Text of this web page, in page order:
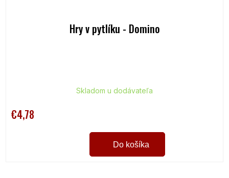
Hry v pytlíku - Domino
Skladom u dodávateľa
€4,78
Do košíka